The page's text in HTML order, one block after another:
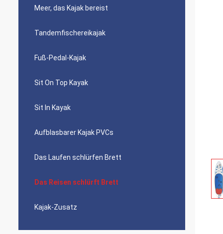
Meer, das Kajak bereist
Tandemfischereikajak
Fuß-Pedal-Kajak
Sit On Top Kayak
Sit In Kayak
Aufblasbarer Kajak PVCs
Das Laufen schlürfen Brett
Das Reisen schlürft Brett
Kajak-Zusatz